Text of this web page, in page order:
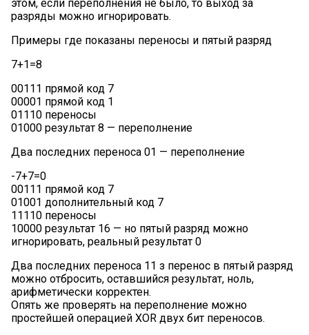
этом, если переполнения не было, то выход за
разряды можно игнорировать.
Примеры где показаны переносы и пятый разряд
7+1=8
00111 прямой код 7
00001 прямой код 1
01110 переносы
01000 результат 8 — переполнение
Два последних переноса 01 — переполнение
-7+7=0
00111 прямой код 7
01001 дополнительный код 7
11110 переносы
10000 результат 16 — но пятый разряд можно
игнорировать, реальный результат 0
Два последних переноса 11 з перенос в пятый разряд
можно отбросить, оставшийся результат, ноль,
арифметически корректен.
Опять же проверять на переполнение можно
простейшей операцией XOR двух бит переносов.